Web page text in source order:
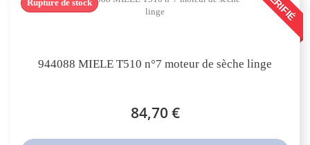
944088 MIELE T510 n°7 moteur de sèche linge
84,70 €
Rupture de stock